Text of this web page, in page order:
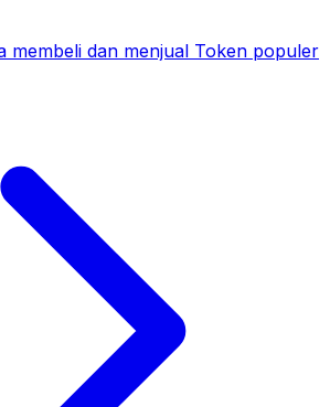
membeli dan menjual Token populer